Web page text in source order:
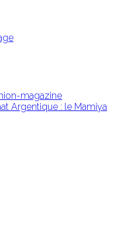
magazine
Argentique : le Mamiya